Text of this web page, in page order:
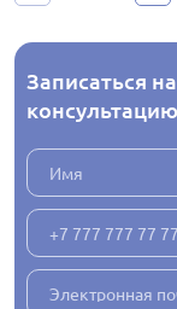
Записаться
консультацию